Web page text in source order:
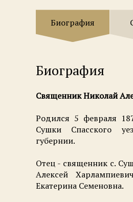
Биография
Биография
Священник Николай
Родился 5 февраля
Сушки Спасского
губернии.
Отец - священник с.
Алексей
Екатерина Семеновна.